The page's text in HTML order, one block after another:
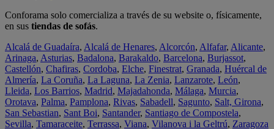
Conforama solo comercializa a través de su website o, físicamente,
en sus tiendas de sofás.
Alcalá de Guadaíra, Alcalá de Henares, Alcorcón, Alfafar, Alicante,
Arinaga, Asturias, Badalona, Barakaldo, Barcelona, Burjassot,
Castellón, Chafiras, Cordoba, Elche, Finestrat, Granada, Huércal de
Almería, La Coruña, La Laguna, La Zenia, Lanzarote, León,
Lleida, Los Barrios, Madrid, Majadahonda, Málaga, Murcia,
Orotava, Palma, Pamplona, Rivas, Sabadell, Sagunto, Salt, Girona,
San Sebastian, Sant Boi, Santander, Santiago de Compostela,
Sevilla, Tamaraceite, Terrassa, Viana, Vilanova i la Geltrú, Zaragoza